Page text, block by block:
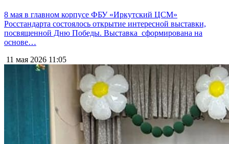
8 мая в главном корпусе ФБУ «Иркутский ЦСМ»
Росстандарта состоялось открытие интересной выставки,
посвященной Дню Победы. Выставка сформирована на
основе…
11 мая 2026 11:05